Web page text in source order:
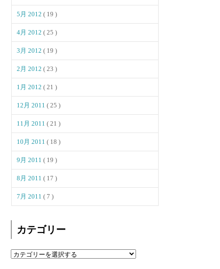
5月 2012( 19 )
4月 2012( 25 )
3月 2012( 19 )
2月 2012( 23 )
1月 2012( 21 )
12月 2011( 25 )
11月 2011( 21 )
10月 2011( 18 )
9月 2011( 19 )
8月 2011( 17 )
7月 2011( 7 )
カテゴリー